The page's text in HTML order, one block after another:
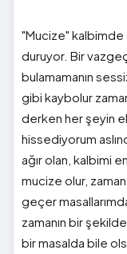
"Mucize"
duruyor. Bir
bulamamanın
gibi kaybolur
derken her şeyin
hissediyorum
ağır olan, kalbimi
mucize olur,
geçer
zamanın bir
bir masalda bile